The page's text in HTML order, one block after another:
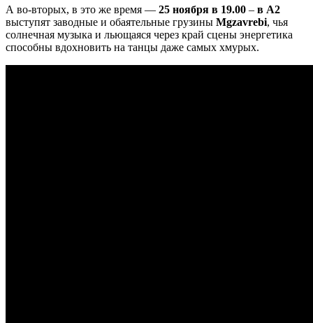
А во-вторых, в это же время — 25 ноября в 19.00 – в А2
выступят заводные и обаятельные грузины Mgzavrebi, чья
солнечная музыка и льющаяся через край сцены энергетика
способны вдохновить на танцы даже самых хмурых.